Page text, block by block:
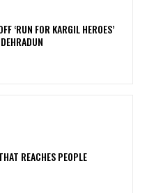
‘RUN FOR KARGIL HEROES’
REACHES PEOPLE